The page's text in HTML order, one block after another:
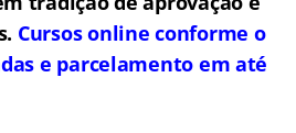
Cursos online conforme o
e parcelamento em até